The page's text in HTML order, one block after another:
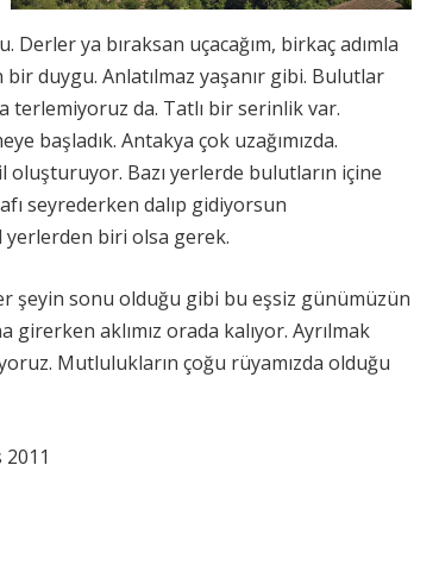
ya bıraksan uçacağım, birkaç adımla
bir duygu. Anlatılmaz yaşanır gibi. Bulutlar
terlemiyoruz da. Tatlı bir serinlik var.
başladık. Antakya çok uzağımızda.
oluşturuyor. Bazı yerlerde bulutların içine
seyrederken dalıp gidiyorsun
yerlerden biri olsa gerek.
şeyin sonu olduğu gibi bu eşsiz günümüzün
girerken aklımız orada kalıyor. Ayrılmak
Mutlulukların çoğu rüyamızda olduğu